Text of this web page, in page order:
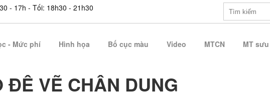
- 17h - Tối: 18h30 - 21h30
- Mức phí Hình họa Bố cục màu Video MTCN MT
ĐỂ VẼ CHÂN DUNG